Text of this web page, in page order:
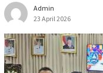
Admin
23 April 2026